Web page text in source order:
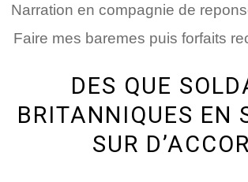
Narration en compagnie de
Faire mes baremes puis forfaits
DES QUE
BRITANNIQUES EN
SUR